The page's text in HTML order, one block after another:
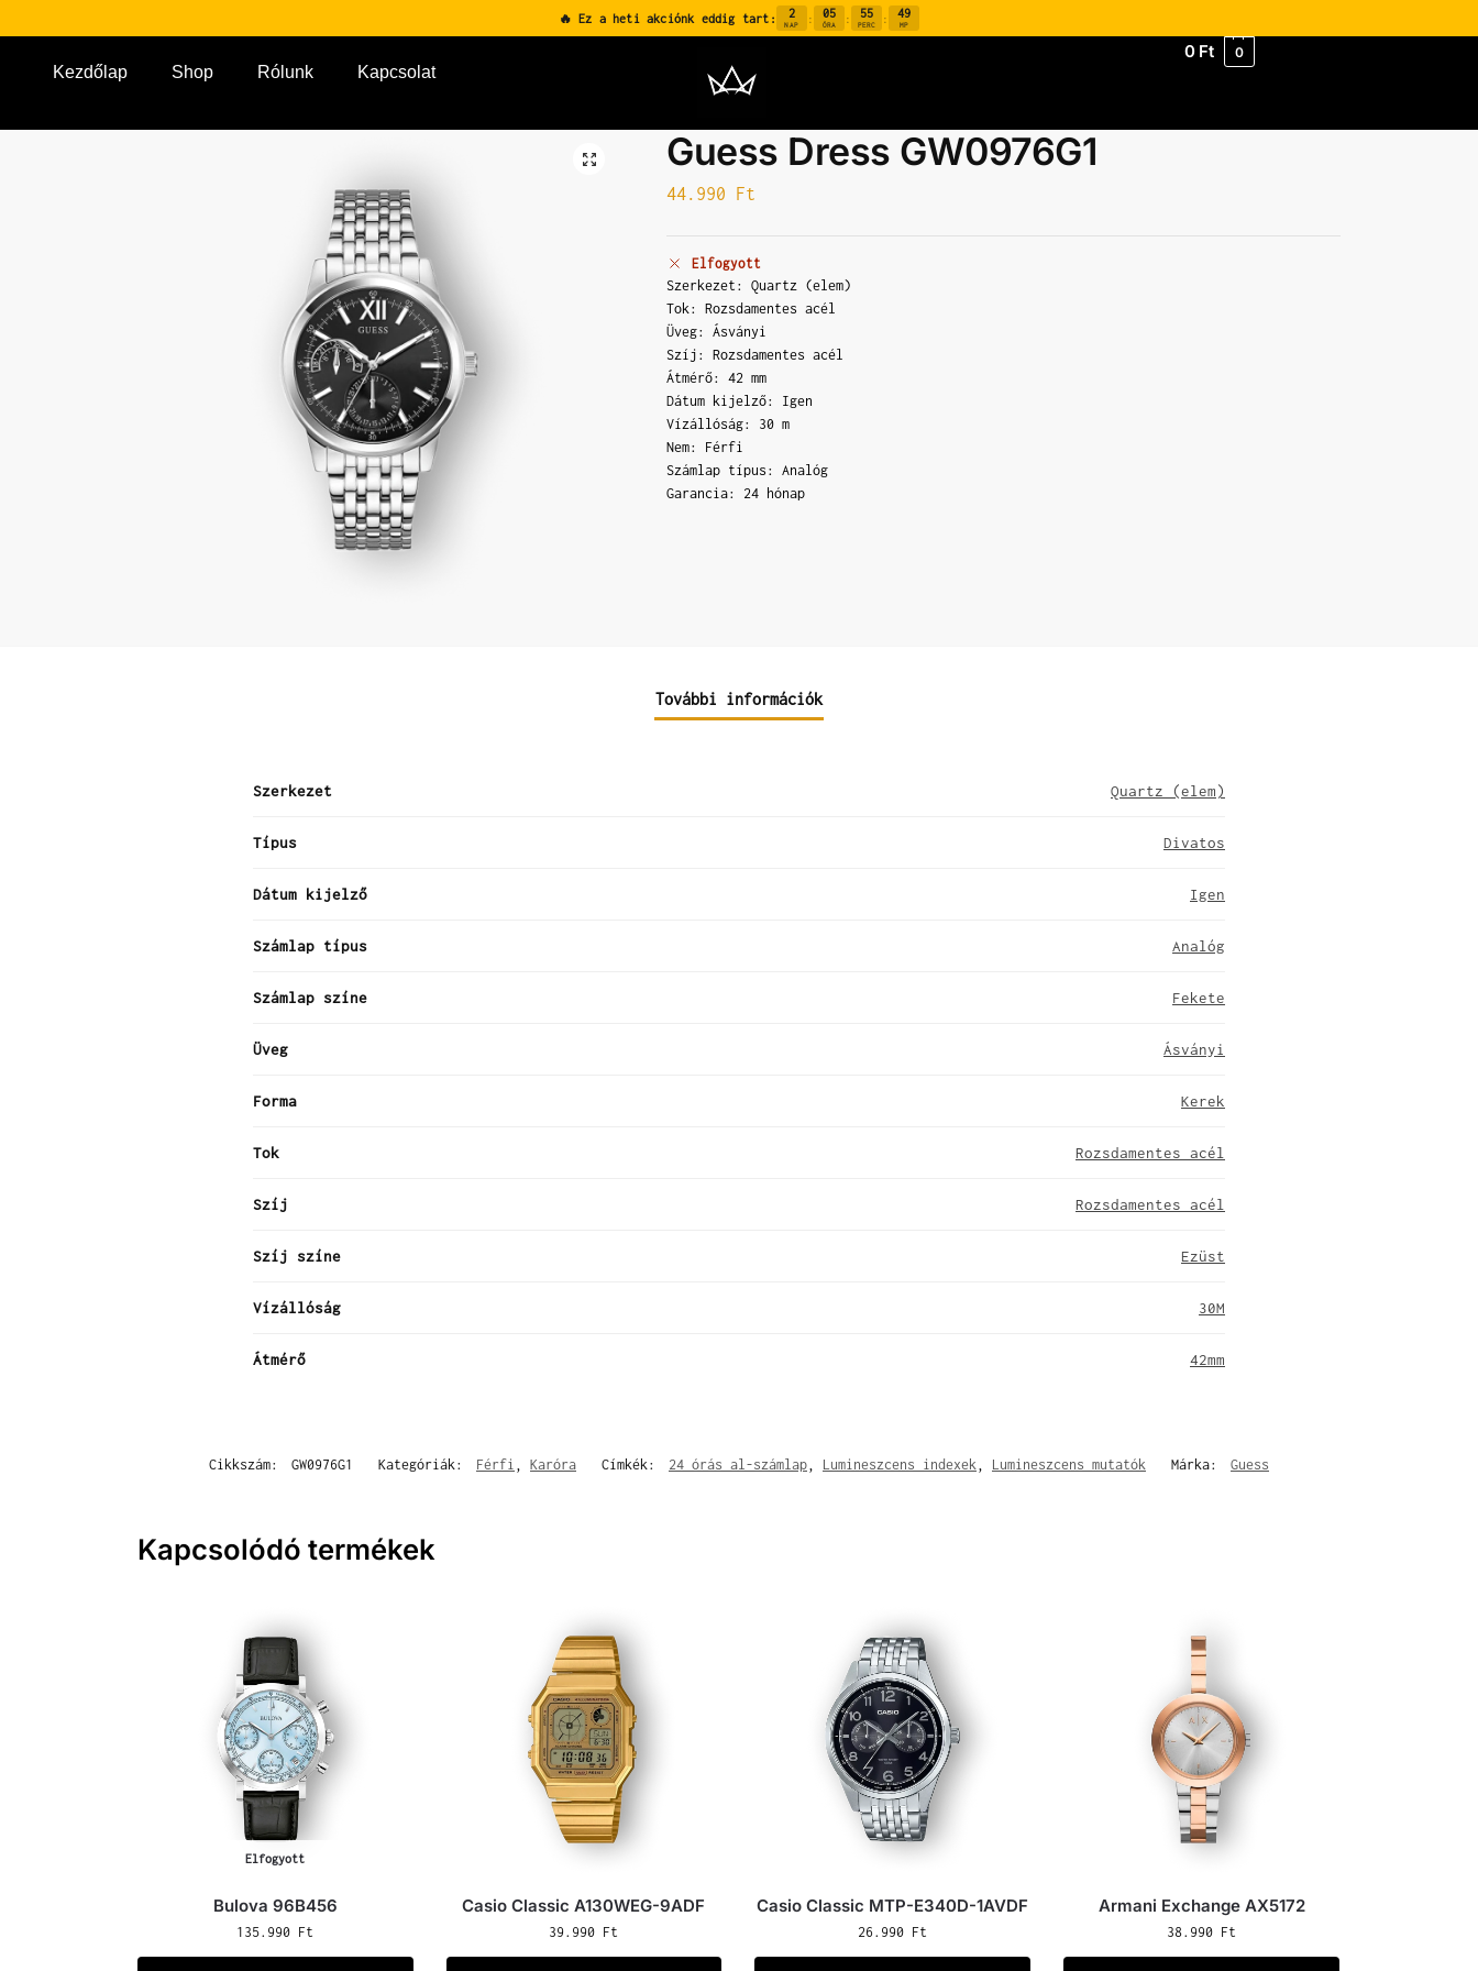
🔥 Ez a heti akciónk eddig tart: 2
NAP : 05
ÓRA : 55
PERC : 49
MP
Kezdőlap Shop Rólunk Kapcsolat
0 Ft 0
Guess Dress GW0976G1
44.990 Ft
Elfogyott
Szerkezet: Quartz (elem)
Tok: Rozsdamentes acél
Üveg: Ásványi
Szíj: Rozsdamentes acél
Átmérő: 42 mm
Dátum kijelző: Igen
Vízállóság: 30 m
Nem: Férfi
Számlap típus: Analóg
Garancia: 24 hónap
További információk
Szerkezet Quartz (elem)
Típus Divatos
Dátum kijelző Igen
Számlap típus Analóg
Számlap színe Fekete
Üveg Ásványi
Forma Kerek
Tok Rozsdamentes acél
Szíj Rozsdamentes acél
Szíj színe Ezüst
Vízállóság 30M
Átmérő 42mm
Cikkszám: GW0976G1 Kategóriák: Férfi , Karóra Címkék: 24 órás al-számlap, Lumineszcens indexek, Lumineszcens mutatók Márka: Guess
Kapcsolódó termékek
Elfogyott
Bulova 96B456
135.990 Ft
Casio Classic A130WEG-9ADF
39.990 Ft
Casio Classic MTP-E340D-1AVDF
26.990 Ft
Armani Exchange AX5172
38.990 Ft